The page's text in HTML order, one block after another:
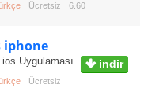
Ücretsiz 6.60
iphone
indir
Uygulaması
Ücretsiz